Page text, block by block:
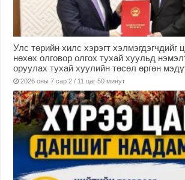
Улс төрийн хилс хэрэгт хэлмэгдэгчдийг
нөхөх олговор олгох тухай хуульд
оруулах тухай хуулийн төсөл өргөн
2026 оны 7 сар 2 / 11 цаг 50 минут